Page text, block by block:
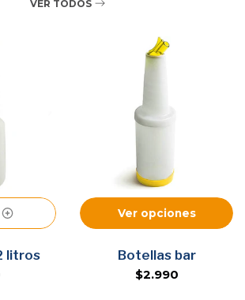
VER TODOS
litros
Ver opciones
Botellas bar
$2.990